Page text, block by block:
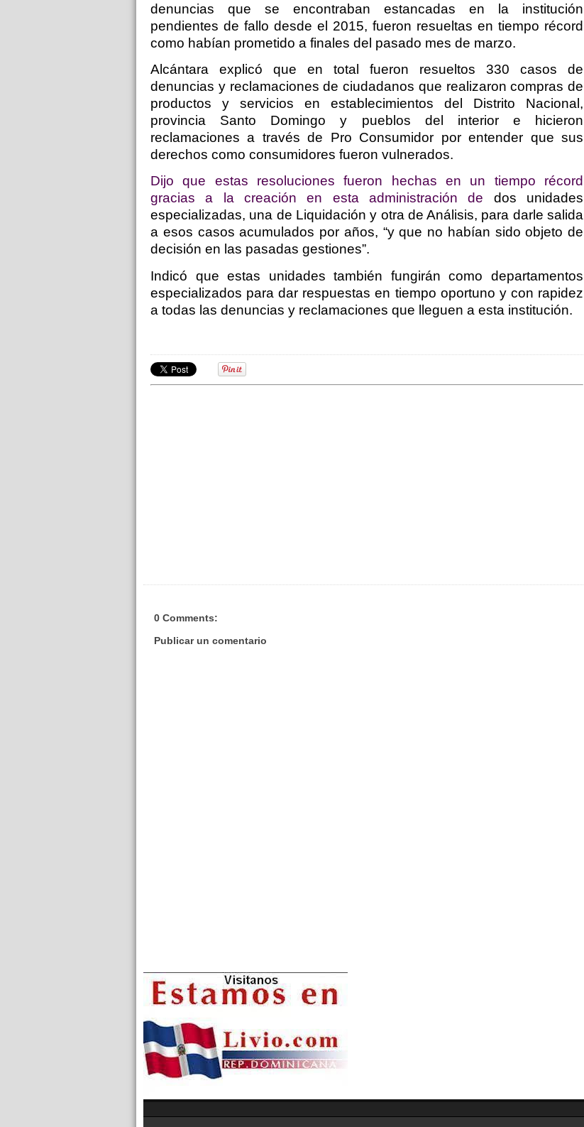
denuncias que se encontraban estancadas en la institución
pendientes de fallo desde el 2015, fueron resueltas en tiempo récord
como habían prometido a finales del pasado mes de marzo.
Alcántara explicó que en total fueron resueltos 330 casos de
denuncias y reclamaciones de ciudadanos que realizaron compras de
productos y servicios en establecimientos del Distrito Nacional,
provincia Santo Domingo y pueblos del interior e hicieron
reclamaciones a través de Pro Consumidor por entender que sus
derechos como consumidores fueron vulnerados.
Dijo que estas resoluciones fueron hechas en un tiempo récord
gracias a la creación en esta administración de dos unidades
especializadas, una de Liquidación y otra de Análisis, para darle salida
a esos casos acumulados por años, “y que no habían sido objeto de
decisión en las pasadas gestiones”.
Indicó que estas unidades también fungirán como departamentos
especializados para dar respuestas en tiempo oportuno y con rapidez
a todas las denuncias y reclamaciones que lleguen a esta institución.
0 Comments:
Publicar un comentario